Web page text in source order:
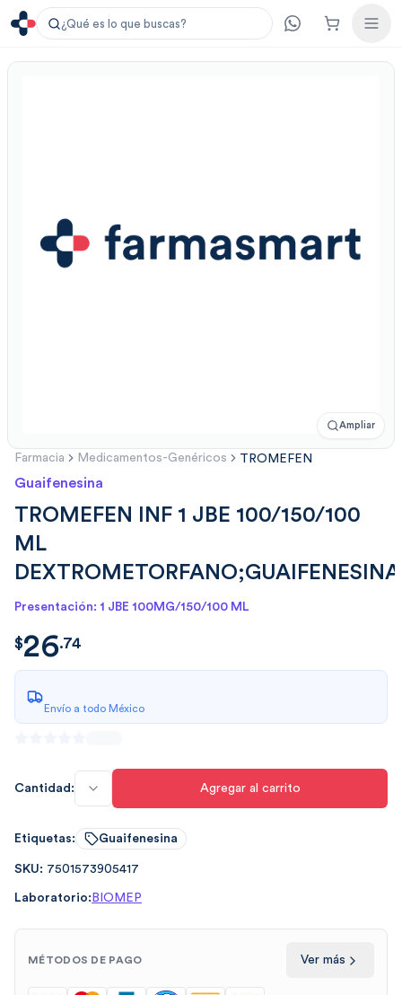
¿Qué es lo que buscas?
Ampliar
Farmacia Medicamentos-Genéricos TROMEFEN
Guaifenesina
TROMEFEN INF 1 JBE 100/150/100
ML
DEXTROMETORFANO;GUAIFENESINA
Presentación: 1 JBE 100MG/150/100 ML
$26.74
$26.74
Envío a todo México
Cantidad: Agregar al carrito
Etiquetas: Guaifenesina
SKU: 7501573905417
Laboratorio: BIOMEP
MÉTODOS DE PAGO Ver más